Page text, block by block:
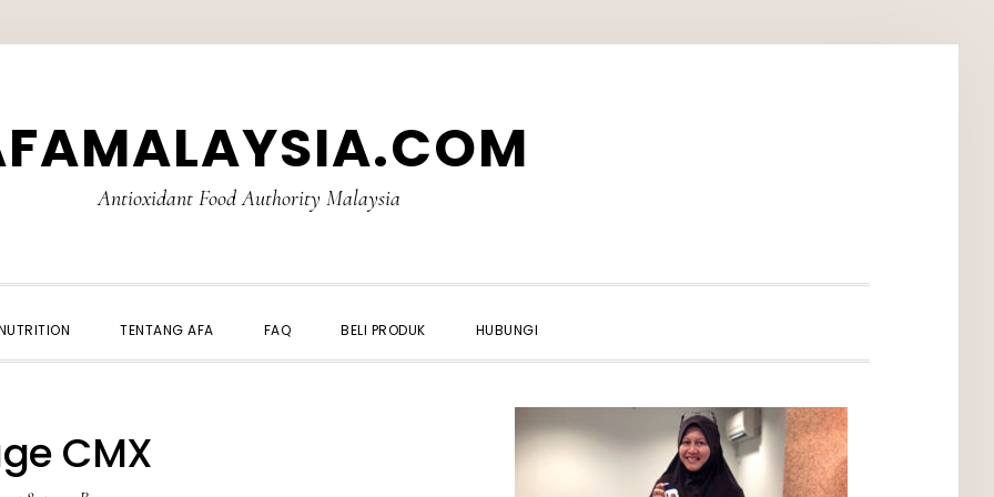
Antioxidant Food Authority Malaysia
TENTANG AFA FAQ BELI PRODUK HUBUNGI
CMX
PRIMARY
SIDEBAR